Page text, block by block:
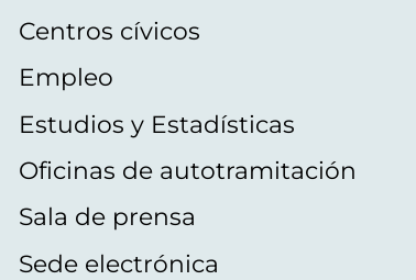
Centros cívicos
Empleo
Estudios y Estadísticas
Oficinas de autotramitación
Sala de prensa
Sede electrónica